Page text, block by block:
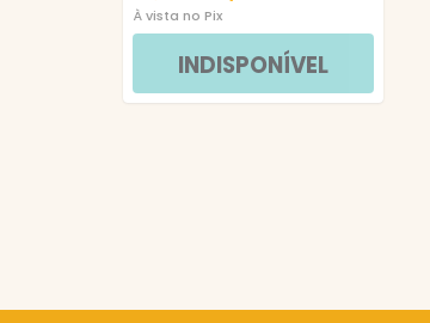
À vista no Pix
INDISPONÍVEL